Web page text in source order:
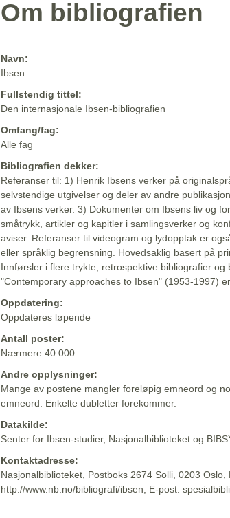
Om bibliografien
Navn:
Ibsen
Fullstendig tittel:
Den internasjonale Ibsen-bibliografien
Omfang/fag:
Alle fag
Bibliografien dekker:
Referanser til: 1) Henrik Ibsens verker på
selvstendige utgivelser og deler av andre
av Ibsens verker. 3) Dokumenter om Ibsens liv og
småtrykk, artikler og kapitler i samlingsverker og
aviser. Referanser til videogram og lydopptak er
eller språklig begrensning. Hovedsaklig basert på
Innførsler i flere trykte, retrospektive bibliografier og
"Contemporary approaches to Ibsen" (1953-1997)
Oppdatering:
Oppdateres løpende
Antall poster:
Nærmere 40 000
Andre opplysninger:
Mange av postene mangler foreløpig emneord og
emneord. Enkelte dubletter forekommer.
Datakilde:
Senter for Ibsen-studier, Nasjonalbiblioteket og
Kontaktadresse:
Nasjonalbiblioteket, Postboks 2674 Solli, 0203 Oslo,
http://www.nb.no/bibliografi/ibsen, E-post: